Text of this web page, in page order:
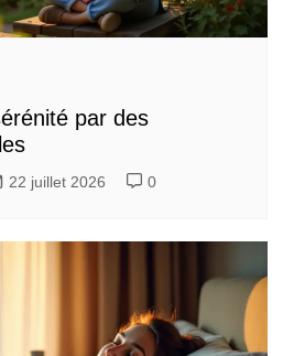
par des
22 juillet 2026 0